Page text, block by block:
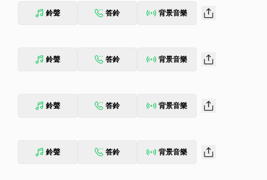
鈴聲 答鈴 背景音樂
鈴聲 答鈴 背景音樂
鈴聲 答鈴 背景音樂
鈴聲 答鈴 背景音樂